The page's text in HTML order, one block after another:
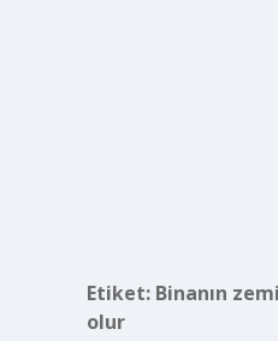
Etiket: Binanın
olur